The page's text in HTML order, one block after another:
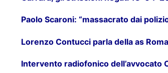
Paolo Scaroni: “massacrato dai
Lorenzo Contucci parla della as
Intervento radiofonico dell’avvocato